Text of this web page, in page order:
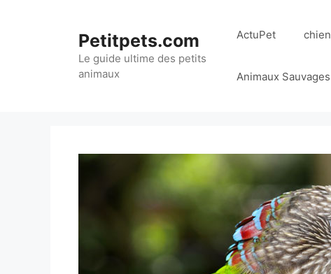
Petitpets.com
Le guide ultime des petits
animaux
ActuPet chien
Animaux Sauvages